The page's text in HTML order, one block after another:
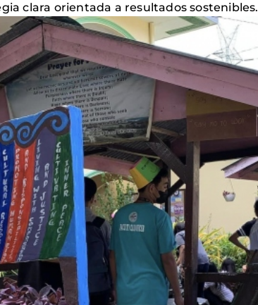
clara orientada a resultados sostenibles.